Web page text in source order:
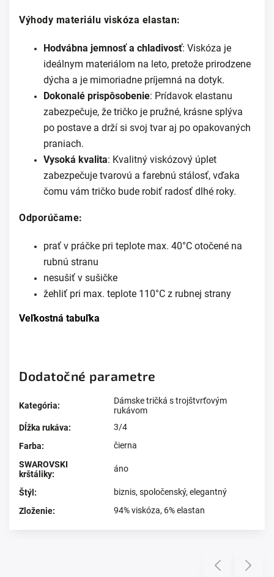
Výhody materiálu viskóza elastan:
Hodvábna jemnosť a chladivosť: Viskóza je
ideálnym materiálom na leto, pretože prirodzene
dýcha a je mimoriadne príjemná na dotyk.
Dokonalé prispôsobenie: Prídavok elastanu
zabezpečuje, že tričko je pružné, krásne splýva
po postave a drží si svoj tvar aj po opakovaných
praniach.
Vysoká kvalita: Kvalitný viskózový úplet
zabezpečuje tvarovú a farebnú stálosť, vďaka
čomu vám tričko bude robiť radosť dlhé roky.
Odporúčame:
prať v práčke pri teplote max. 40°C otočené na
rubnú stranu
nesušiť v sušičke
žehliť pri max. teplote 110°C z rubnej strany
Veľkostná tabuľka
Dodatočné parametre
Kategória:
Dámske tričká s trojštvrťovým
rukávom
Dĺžka rukáva:
3/4
Farba:
čierna
SWAROVSKI
krštáliky:
áno
Štýl : biznis, spoločenský, elegantný
Zloženie: 94% viskóza, 6% elastan
Previous Next